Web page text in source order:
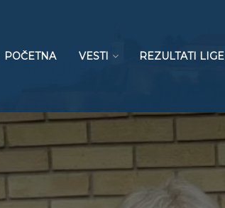
POČETNA VESTI REZULTATI LIGE